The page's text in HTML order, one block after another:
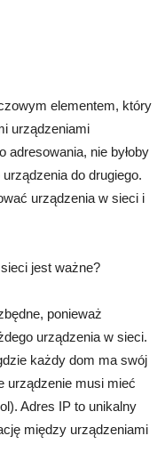
elementem, który
urządzeniami
adresowania, nie byłoby
do drugiego.
urządzenia w sieci i
jest ważne?
ponieważ
urządzenia w sieci.
każdy dom ma swój
urządzenie musi mieć
Adres IP to unikalny
między urządzeniami